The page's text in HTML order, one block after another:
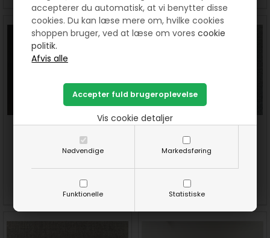
accepterer du automatisk, at vi benytter disse
cookies. Du kan læse mere om, hvilke cookies
shoppen bruger, ved at læse om vorescookie
politik.
Nødvendige Markedsføring
Funktionelle Statistiske
Vis cookie detaljer
15 mm pyntebånd "hand
made with love". Pris pr meter
KØB
Rød pyntebånd med hvid
kant. 15 mm bred. Pris pr
meter
SE MERE